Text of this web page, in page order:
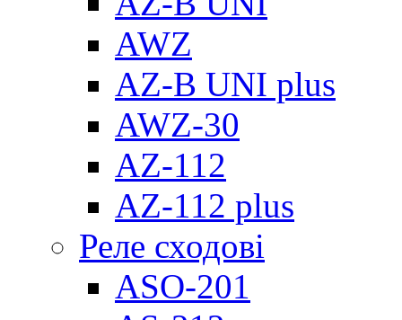
AWZ
AZ-B UNI plus
AWZ-30
AZ-112
AZ-112 plus
Реле сходові
ASO-201